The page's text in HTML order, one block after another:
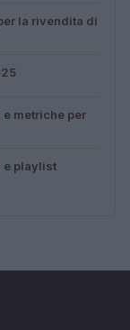
la rivendita di
metriche per
e playlist